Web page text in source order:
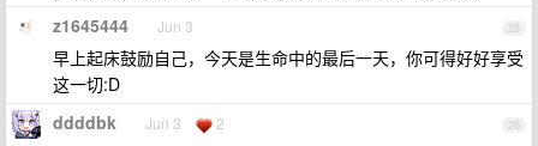
25
z1645444 Jun 3
早上起床鼓励自己，今天是生命中的最后一天，你可得好好享受
这一切:D
26
ddddbk Jun 3 2